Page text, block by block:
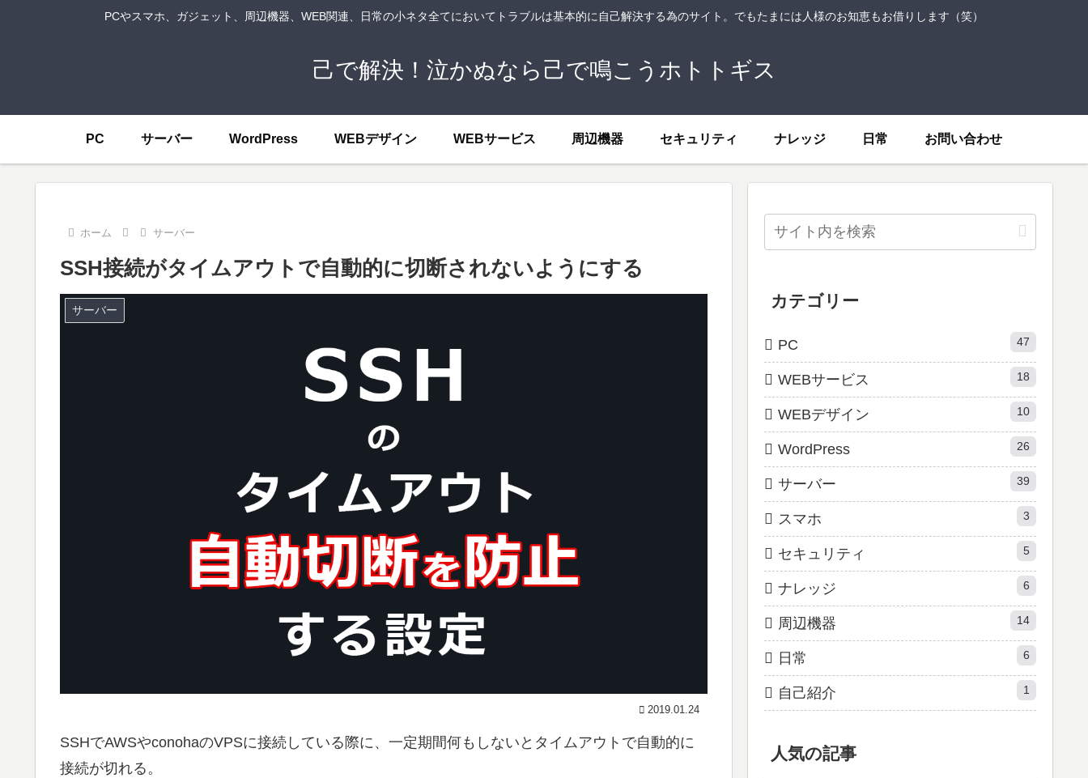
PCやスマホ、ガジェット、周辺機器、WEB関連、日常の小ネタ全てにおいてトラブルは基本的に自己解決する為のサイト。でもたまには人様のお知恵もお借りします（笑）
己で解決！泣かぬなら己で鳴こうホトトギス
PC サーバー WordPress WEBデザイン WEBサービス 周辺機器 セキュリティ ナレッジ 日常 お問い合わせ
ホーム サーバー
SSH接続がタイムアウトで自動的に切断されないようにする
サーバー
2019.01.24
SSHでAWSやconohaのVPSに接続している際に、一定期間何もしないとタイムアウトで自動的に
接続が切れる。
カテゴリー
PC 47
WEBサービス 18
WEBデザイン 10
WordPress 26
サーバー 39
スマホ 3
セキュリティ 5
ナレッジ 6
周辺機器 14
日常 6
自己紹介 1
人気の記事